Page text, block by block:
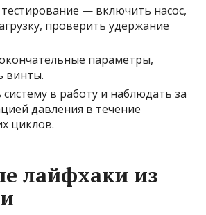
— включить насос,
проверить удержание
параметры,
винты.
в работу и наблюдать за
давления в течение
циклов.
лайфхаки из